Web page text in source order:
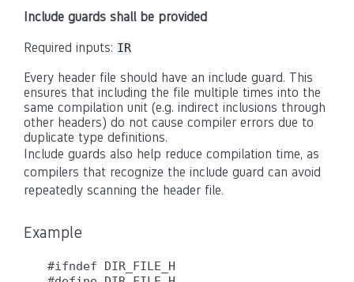
Include guards shall be provided
Required inputs: IR
Every header file should have an include guard. This
ensures that including the file multiple times into the
same compilation unit (e.g. indirect inclusions through
other headers) do not cause compiler errors due to
duplicate type definitions.
Include guards also help reduce compilation time, as
compilers that recognize the include guard can avoid
repeatedly scanning the header file.
Example
#ifndef DIR_FILE_H